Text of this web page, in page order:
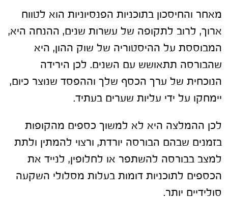
מאחר והחיסכון בתוכניות הפנסיוניות הוא לטווח
ארוך, לרוב לתקופה של עשרות שנים, ההנחה היא,
המבוססת על ההיסטוריה של שוק ההון, היא
שהבורסה תתאושש עם השנים. לכן הירידה
הנוכחית של ערך הכסף שלך וההפסד שנוצר כיום,
יימחקו על ידי עליות שערים בעתיד.
לכן ההמלצה היא לא למשוך כספים מהקופות
בזמנים שבהם הבורסה יורדת, ורצוי להמתין ולתת
למצב בבורסה להשתפר או לחלופין, לנייד את
הכספים לתוכניות דומות בעלות מסלולי השקעה
סולידיים יותר.